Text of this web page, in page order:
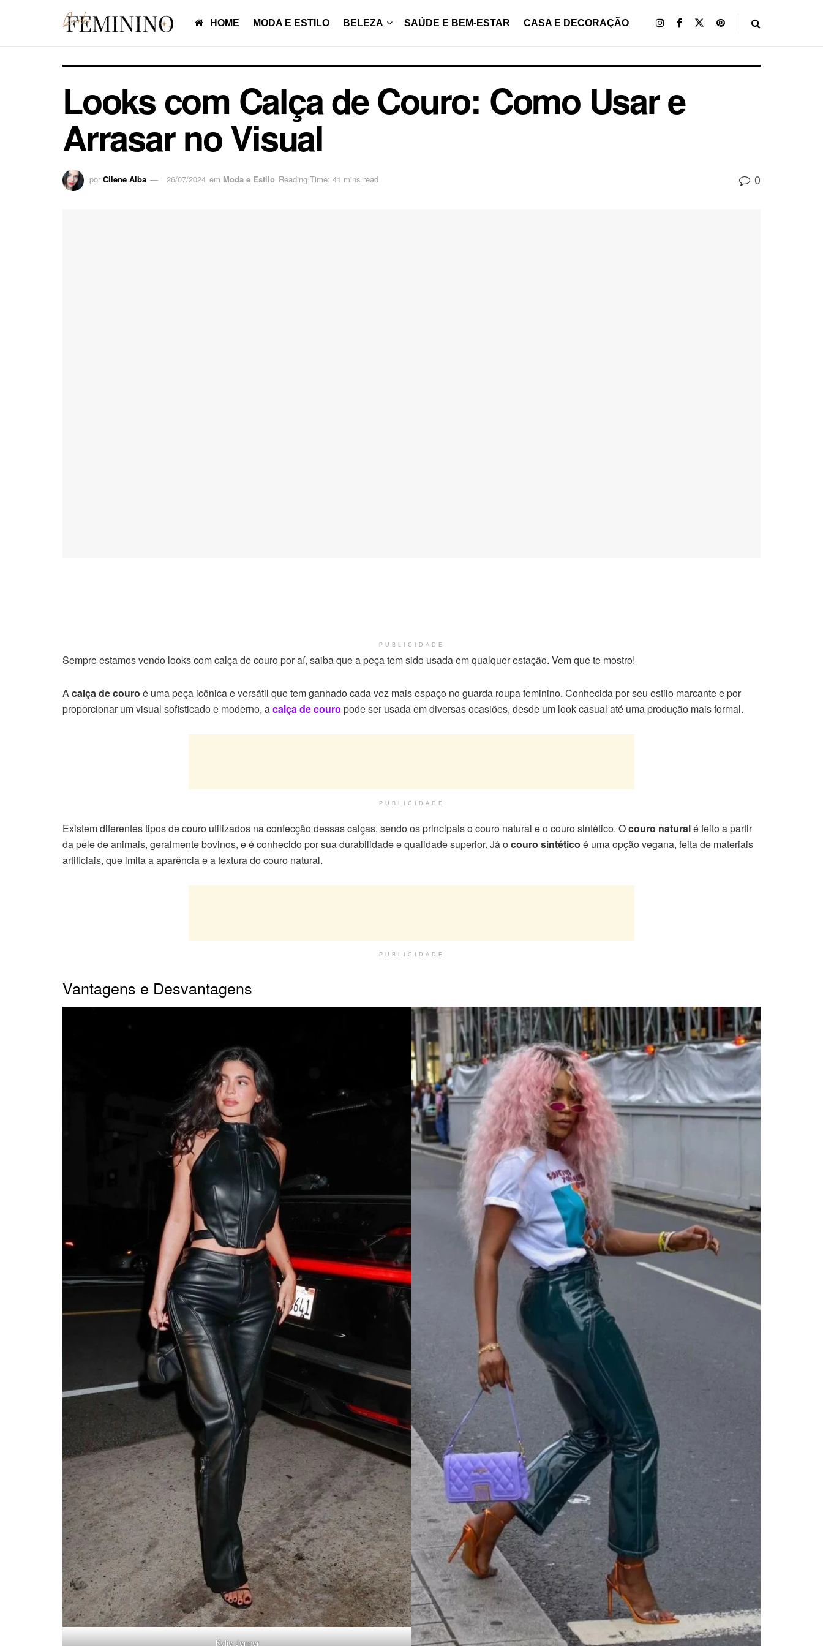
HOME MODA E ESTILO BELEZA SAÚDE E BEM-ESTAR CASA E DECORAÇÃO
Looks com Calça de Couro: Como Usar e
Arrasar no Visual
por Cilene Alba 26/07/2024 em Moda e Estilo Reading Time: 41 mins read 0
PUBLICIDADE
Sempre estamos vendo looks com calça de couro por aí, saiba que a peça tem sido usada em qualquer estação. Vem que te mostro!
Acalça de couro é uma peça icônica e versátil que tem ganhado cada vez mais espaço no guarda roupa feminino. Conhecida por seu estilo marcante e por
proporcionar um visual sofisticado e moderno, acalça de couro pode ser usada em diversas ocasiões, desde um look casual até uma produção mais formal.
PUBLICIDADE
Existem diferentes tipos de couro utilizados na confecção dessas calças, sendo os principais o couro natural e o couro sintético. Ocouro naturalé feito a partir
da pele de animais, geralmente bovinos, e é conhecido por sua durabilidade e qualidade superior. Já ocouro sintético é uma opção vegana, feita de materiais
artificiais, que imita a aparência e a textura do couro natural.
PUBLICIDADE
Vantagens e Desvantagens
Kylie Jenner